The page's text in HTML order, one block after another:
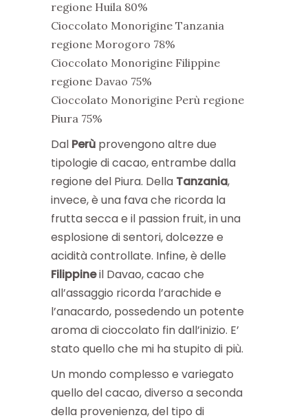
regione Huila 80%
Cioccolato Monorigine Tanzania
regione Morogoro 78%
Cioccolato Monorigine Filippine
regione Davao 75%
Cioccolato Monorigine Perù regione
Piura 75%
Dal Perù provengono altre due
tipologie di cacao, entrambe dalla
regione del Piura. Della Tanzania,
invece, è una fava che ricorda la
frutta secca e il passion fruit, in una
esplosione di sentori, dolcezze e
acidità controllate. Infine, è delle
Filippineil Davao, cacao che
all’assaggio ricorda l’arachide e
l’anacardo, possedendo un potente
aroma di cioccolato fin dall’inizio. E’
stato quello che mi ha stupito di più.
Un mondo complesso e variegato
quello del cacao, diverso a seconda
della provenienza, del tipo di